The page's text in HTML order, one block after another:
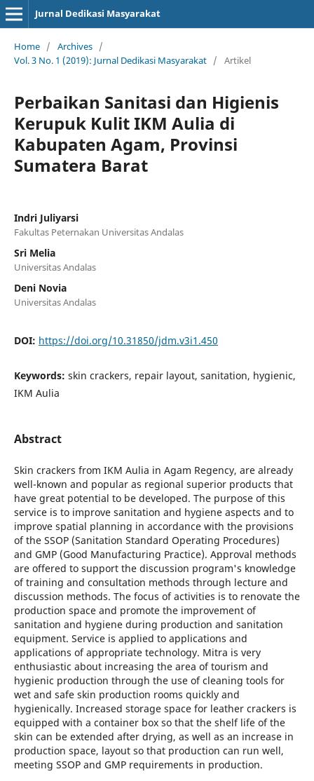
Jurnal Dedikasi Masyarakat
Home / Archives /
Vol. 3 No. 1 (2019): Jurnal Dedikasi Masyarakat / Artikel
Perbaikan Sanitasi dan Higienis
Kerupuk Kulit IKM Aulia di
Kabupaten Agam, Provinsi
Sumatera Barat
Indri Juliyarsi
Fakultas Peternakan Universitas Andalas
Sri Melia
Universitas Andalas
Deni Novia
Universitas Andalas
DOI: https://doi.org/10.31850/jdm.v3i1.450
Keywords: skin crackers, repair layout, sanitation, hygienic,
IKM Aulia
Abstract
Skin crackers from IKM Aulia in Agam Regency, are already
well-known and popular as regional superior products that
have great potential to be developed. The purpose of this
service is to improve sanitation and hygiene aspects and to
improve spatial planning in accordance with the provisions
of the SSOP (Sanitation Standard Operating Procedures)
and GMP (Good Manufacturing Practice). Approval methods
are offered to support the discussion program's knowledge
of training and consultation methods through lecture and
discussion methods. The focus of activities is to renovate the
production space and promote the improvement of
sanitation and hygiene during production and sanitation
equipment. Service is applied to applications and
applications of appropriate technology. Mitra is very
enthusiastic about increasing the area of tourism and
hygienic production through the use of cleaning tools for
wet and safe skin production rooms quickly and
hygienically. Increased storage space for leather crackers is
equipped with a container box so that the shelf life of the
skin can be extended after drying, as well as an increase in
production space, layout so that production can run well,
meeting SSOP and GMP requirements in production.